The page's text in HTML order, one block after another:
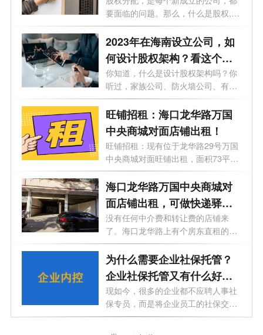
要面临的问题。那么，什么是股权,股
权...
2023年在海南设立公司，如
何设计股权架构？看这个就
够了！
你知道，什么是设计股权架构吗？你
听过，家族公司、防火墙公司、有限
合伙...
旺铺招租：海口龙华路万国
中央商城对面店铺出租！
旺铺招租：现有位于龙华路29号万国
中央商城对面旺铺出租，面积73平方
和140...
海口龙华路万国中央商城对
面店铺出租，可做快递驿站
和物流仓储
没有任何中介费和转让费的店铺来
了。海口龙华路上有个房东直租的铺
面招租...
为什么需要企业社保托管？
企业社保托管又有什么好
处？
现如今，很多的企业都不应聘人事社
保专员，而是将企业员工的社保交给
第三...